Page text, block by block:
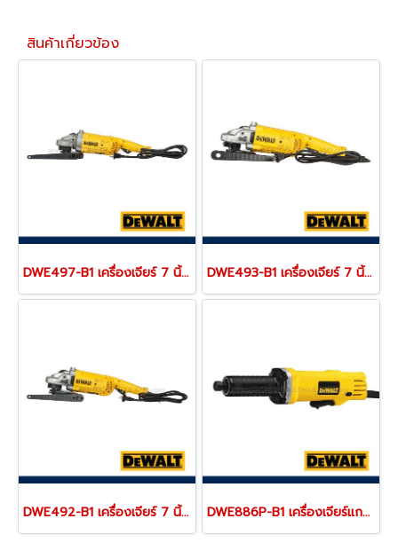
สินค้าเกี่ยวข้อง
DWE497-B1 เครื่องเจียร์ 7 นิ้ว / 180 มม. สวิตช์ไกปืน กำลังไฟ 2600W ความเร็วรอบ 8500RPM "DEWALT" ดีวอลท์ DWE493-B1 เครื่องเจียร์ 7 นิ้ว / 180 มม. สวิตช์ไกปืน กำลังไฟ 2200W ความเร็วรอบ 8500RPM "DEWALT" ดีวอลท์
DWE492-B1 เครื่องเจียร์ 7 นิ้ว / 180 มม. สวิตช์ไกปืน กำลังไฟ 2200W ความเร็วรอบ 6600RPM "DEWALT" ดีวอลท์ DWE886P-B1 เครื่องเจียร์แกนคอตรง 6 มม. สวิตช์เซฟตี้ กำลังไฟ 400W ความเร็วรอบ 25000RPM "DEWALT" ดีวอลท์